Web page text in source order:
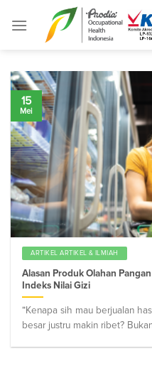
ARTIKEL ARTIKEL & ILMIAH
Alasan Produk Olahan
Indeks Nilai Gizi
“Kenapa sih mau berjualan
besar justru makin ribet?
15
Mei